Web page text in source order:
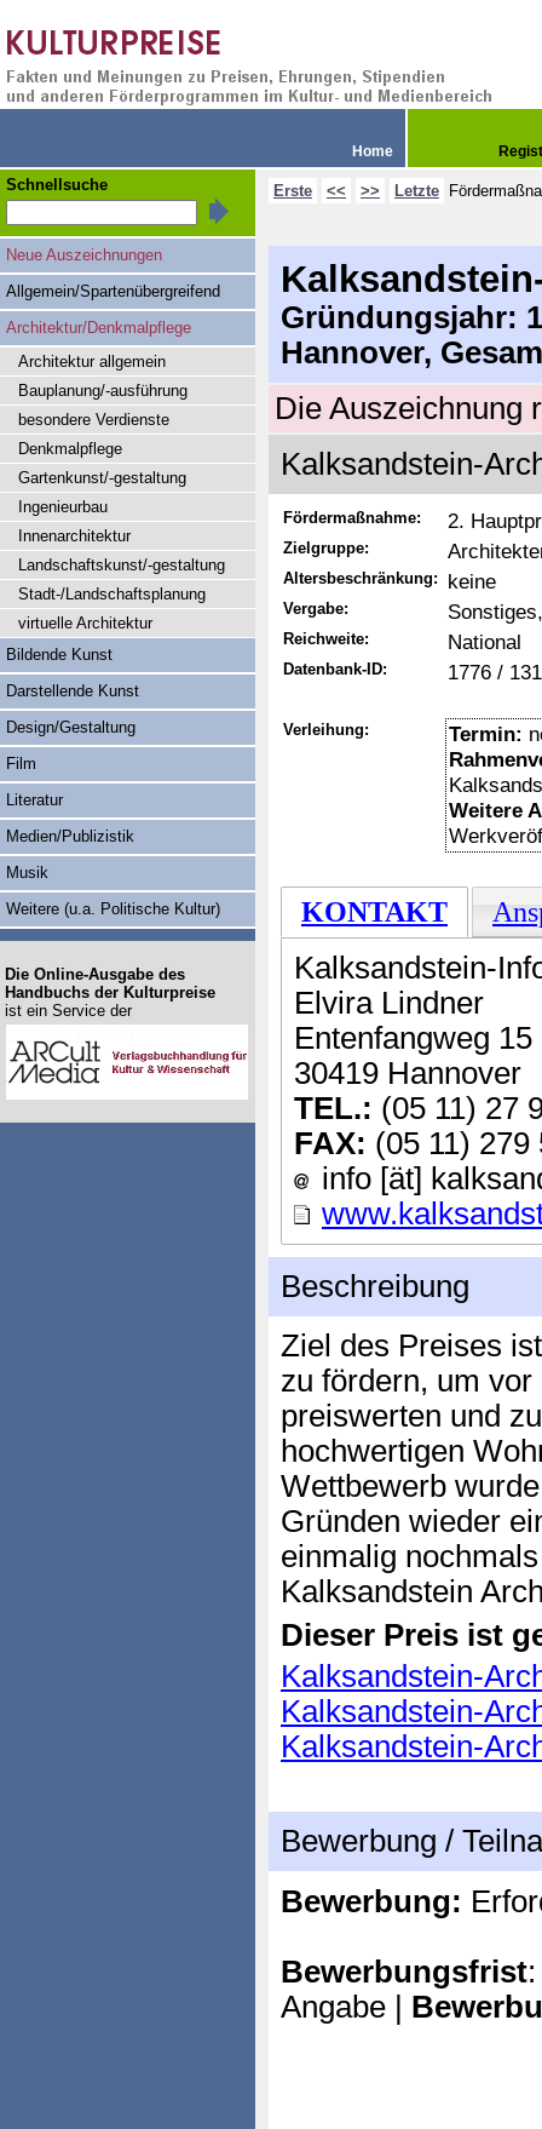
Home
Erste << >> Letzte
Gründungsjahr:
Hannover,
Die Auszeichnung
Kalksandstein-
Fördermaßnahme: 2.
Zielgruppe:
Altersbeschränkung: keine
Vergabe:
Reichweite: National
Datenbank-ID: 1776 /
Verleihung: Termin:
Weitere
KONTAKT
Kalksandstein-
Elvira Lindner
Entenfangweg 15
30419 Hannover
TEL.: (05 11) 27
FAX: (05 11) 279
info [ät]
Beschreibung
Ziel des Preises
zu fördern, um
preiswerten und
hochwertigen
Wettbewerb
Gründen wieder
einmalig
Kalksandstein
Dieser Preis ist
Kalksandstein-
Kalksandstein-
Kalksandstein-
Bewerbung /
Bewerbung:
Bewerbungsfrist
Angabe |
Schnellsuche
Neue Auszeichnungen
Allgemein/Spartenübergreifend
Architektur/Denkmalpflege
Architektur allgemein
Bauplanung/-ausführung
besondere Verdienste
Denkmalpflege
Gartenkunst/-gestaltung
Ingenieurbau
Innenarchitektur
Landschaftskunst/-gestaltung
Stadt-/Landschaftsplanung
virtuelle Architektur
Bildende Kunst
Darstellende Kunst
Design/Gestaltung
Film
Literatur
Medien/Publizistik
Musik
Weitere (u.a. Politische Kultur)
Die Online-Ausgabe des
Handbuchs der Kulturpreise
ist ein Service der